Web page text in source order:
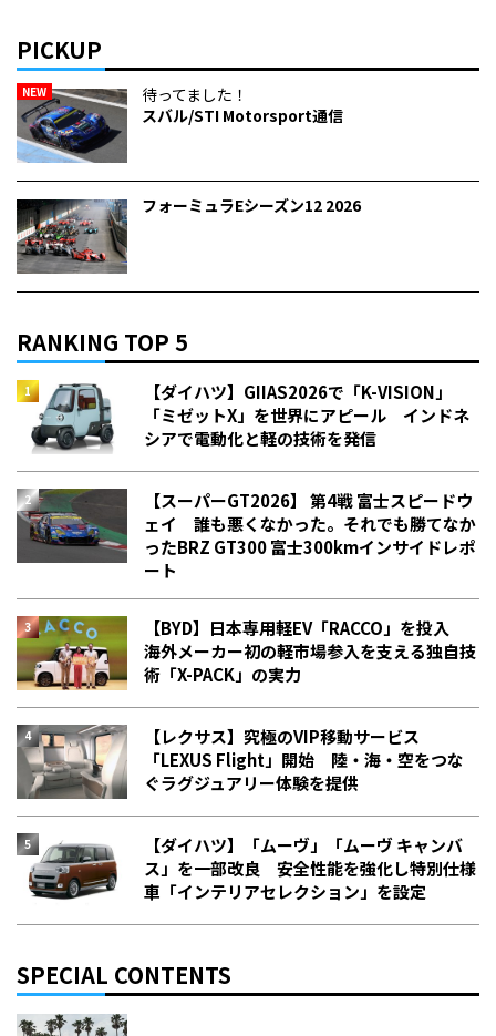
PICKUP
NEW
待ってました！
スバル/STI Motorsport通信
フォーミュラEシーズン12 2026
RANKING TOP 5
【ダイハツ】GIIAS2026で「K-VISION」
「ミゼットX」を世界にアピール インドネ
シアで電動化と軽の技術を発信
【スーパーGT2026】 第4戦 富士スピードウ
ェイ 誰も悪くなかった。それでも勝てなか
った――BRZ GT300 富士300kmインサイドレポ
ート
【BYD】日本専用軽EV「RACCO」を投入
海外メーカー初の軽市場参入を支える独自技
術「X-PACK」の実力
【レクサス】究極のVIP移動サービス
「LEXUS Flight」開始 陸・海・空をつな
ぐラグジュアリー体験を提供
【ダイハツ】「ムーヴ」「ムーヴ キャンバ
ス」を一部改良 安全性能を強化し特別仕様
車「インテリアセレクション」を設定
SPECIAL CONTENTS